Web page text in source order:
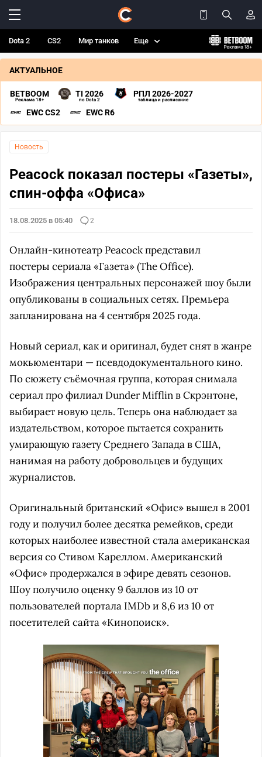
Dota 2 CS2 Мир танков Еще
АКТУАЛЬНОЕ
BETBOOM
Реклама 18+
TI 2026
по Dota 2
РПЛ 2026-2027
таблица и расписание
EWC CS2 EWC R6
Новость
Peacock показал постеры «Газеты»,
спин-оффа «Офиса»
18.08.2025 в 05:40 2
Онлайн-кинотеатр Peacock представил
постеры сериала «Газета» (The Office).
Изображения центральных персонажей шоу были
опубликованы в социальных сетях. Премьера
запланирована на 4 сентября 2025 года.
Новый сериал, как и оригинал, будет снят в жанре
мокьюментари — псевдодокументального кино.
По сюжету съёмочная группа, которая снимала
сериал про филиал Dunder Mifflin в Скрэнтоне,
выбирает новую цель. Теперь она наблюдает за
издательством, которое пытается сохранить
умирающую газету Среднего Запада в США,
нанимая на работу добровольцев и будущих
журналистов.
Оригинальный британский «Офис» вышел в 2001
году и получил более десятка ремейков, среди
которых наиболее известной стала американская
версия со Стивом Кареллом. Американский
«Офис» продержался в эфире девять сезонов.
Шоу получило оценку 9 баллов из 10 от
пользователей портала IMDb и 8,6 из 10 от
посетителей сайта «Кинопоиск».